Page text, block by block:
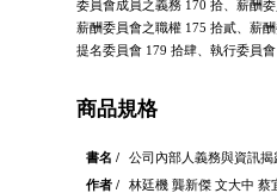
委員會成員之義務 170 拾、薪酬
薪酬委員會之職權 175 拾貳、薪
提名委員會 179 拾肆、執行委員
商品規格
書名 /
公司內部人義務與資訊揭
作者 /
林廷機 龔新傑 文大中 蔡